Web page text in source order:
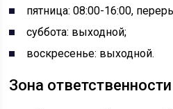
пятница: 08:00-16:00,
суббота: выходной;
воскресенье: выходной.
Зона ответственности